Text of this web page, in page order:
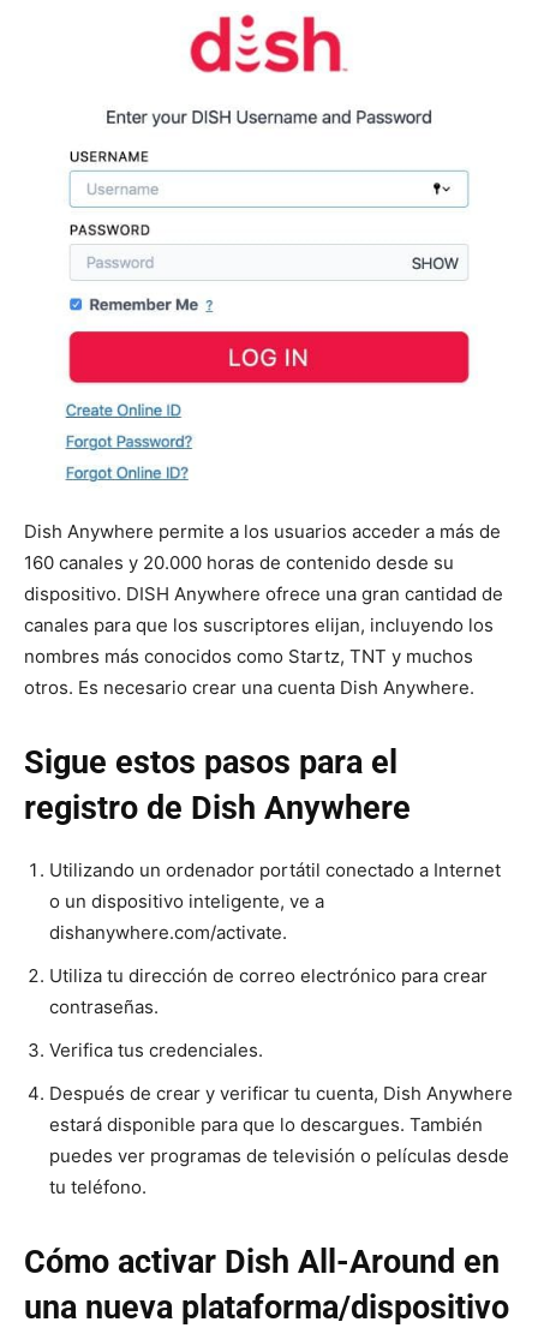
Dish Anywhere permite a los usuarios acceder a más de
160 canales y 20.000 horas de contenido desde su
dispositivo. DISH Anywhere ofrece una gran cantidad de
canales para que los suscriptores elijan, incluyendo los
nombres más conocidos como Startz, TNT y muchos
otros. Es necesario crear una cuenta Dish Anywhere.
Sigue estos pasos para el
registro de Dish Anywhere
Utilizando un ordenador portátil conectado a Internet
o un dispositivo inteligente, ve a
dishanywhere.com/activate.
Utiliza tu dirección de correo electrónico para crear
contraseñas.
Verifica tus credenciales.
Después de crear y verificar tu cuenta, Dish Anywhere
estará disponible para que lo descargues. También
puedes ver programas de televisión o películas desde
tu teléfono.
Cómo activar Dish All-Around en
una nueva plataforma/dispositivo